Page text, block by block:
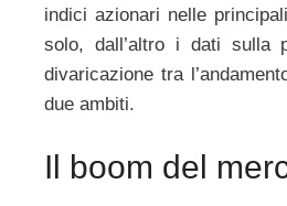
indici azionari nelle
solo, dall’altro i dati sulla
divaricazione tra
due ambiti.
Il boom del